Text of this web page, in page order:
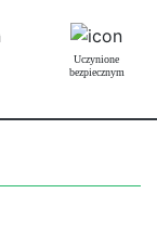
Uczynione
bezpiecznym